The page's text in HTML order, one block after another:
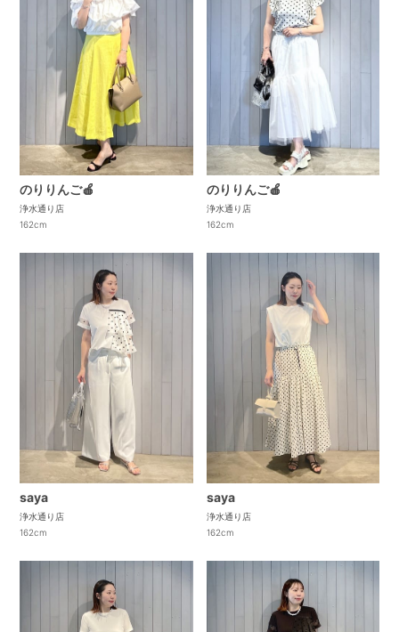
のりりんご🍎
浄水通り店
162cm
のりりんご🍎
浄水通り店
162cm
saya
浄水通り店
162cm
saya
浄水通り店
162cm